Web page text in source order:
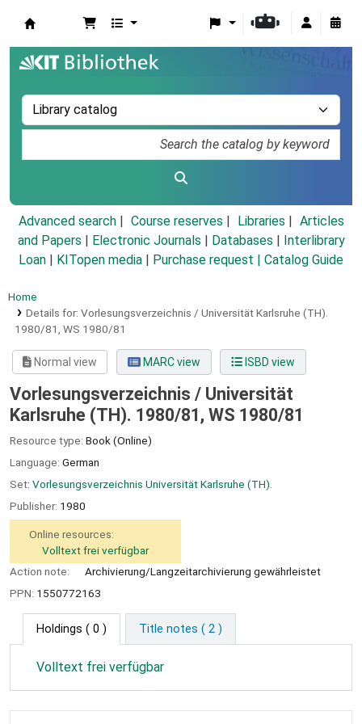
Advanced search Course reserves Libraries
Articles
and Papers
Electronic Journals Databases
Interlibrary
Loan
KITopen media Purchase request | Catalog Guide
Home
Details for: Vorlesungsverzeichnis / Universität Karlsruhe (TH).
1980/81, WS 1980/81
Normal view MARC view ISBD view
Vorlesungsverzeichnis / Universität
Karlsruhe (TH). 1980/81, WS 1980/81
Resource type: Book (Online)
Language: German
Set: Vorlesungsverzeichnis Universität Karlsruhe (TH).
Publisher: 1980
Online resources:
Volltext frei verfügbar
Action note:
Archivierung/Langzeitarchivierung gewährleistet
PPN: 1550772163
Holdings ( 0 ) Title notes ( 2 )
Volltext frei verfügbar